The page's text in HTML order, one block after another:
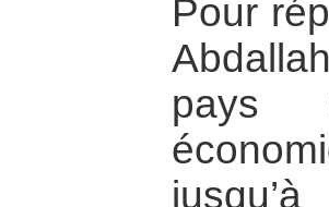
Pour
pays